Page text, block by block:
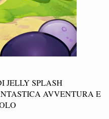
JELLY SPLASH
AVVENTURA E